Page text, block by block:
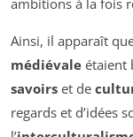
Ainsi, il apparaît
médiévale étaient
savoirs et de
regards et d’idées